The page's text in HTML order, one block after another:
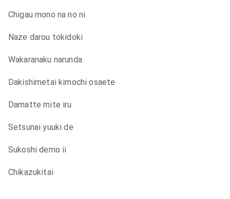
Chigau mono na no ni
Naze darou tokidoki
Wakaranaku narunda
Dakishimetai kimochi osaete
Damatte mite iru
Setsunai yuuki de
Sukoshi demo ii
Chikazukitai